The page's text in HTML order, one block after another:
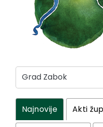
Najnovije Akti